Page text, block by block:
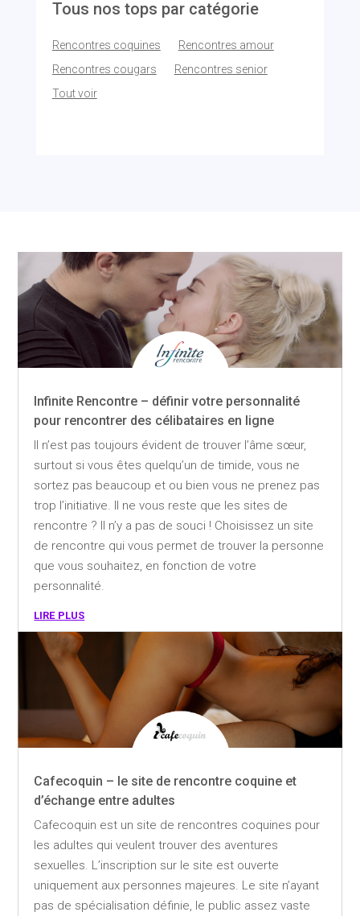
Tous nos tops par catégorie
Rencontres coquines
Rencontres amour
Rencontres cougars
Rencontres senior
Tout voir
Infinite Rencontre – définir votre personnalité
pour rencontrer des célibataires en ligne
Il n’est pas toujours évident de trouver l’âme sœur,
surtout si vous êtes quelqu’un de timide, vous ne
sortez pas beaucoup et ou bien vous ne prenez pas
trop l’initiative. Il ne vous reste que les sites de
rencontre ? Il n’y a pas de souci ! Choisissez un site
de rencontre qui vous permet de trouver la personne
que vous souhaitez, en fonction de votre
personnalité.
lire plus
Cafecoquin – le site de rencontre coquine et
d’échange entre adultes
Cafecoquin est un site de rencontres coquines pour
les adultes qui veulent trouver des aventures
sexuelles. L’inscription sur le site est ouverte
uniquement aux personnes majeures. Le site n’ayant
pas de spécialisation définie, le public assez vaste